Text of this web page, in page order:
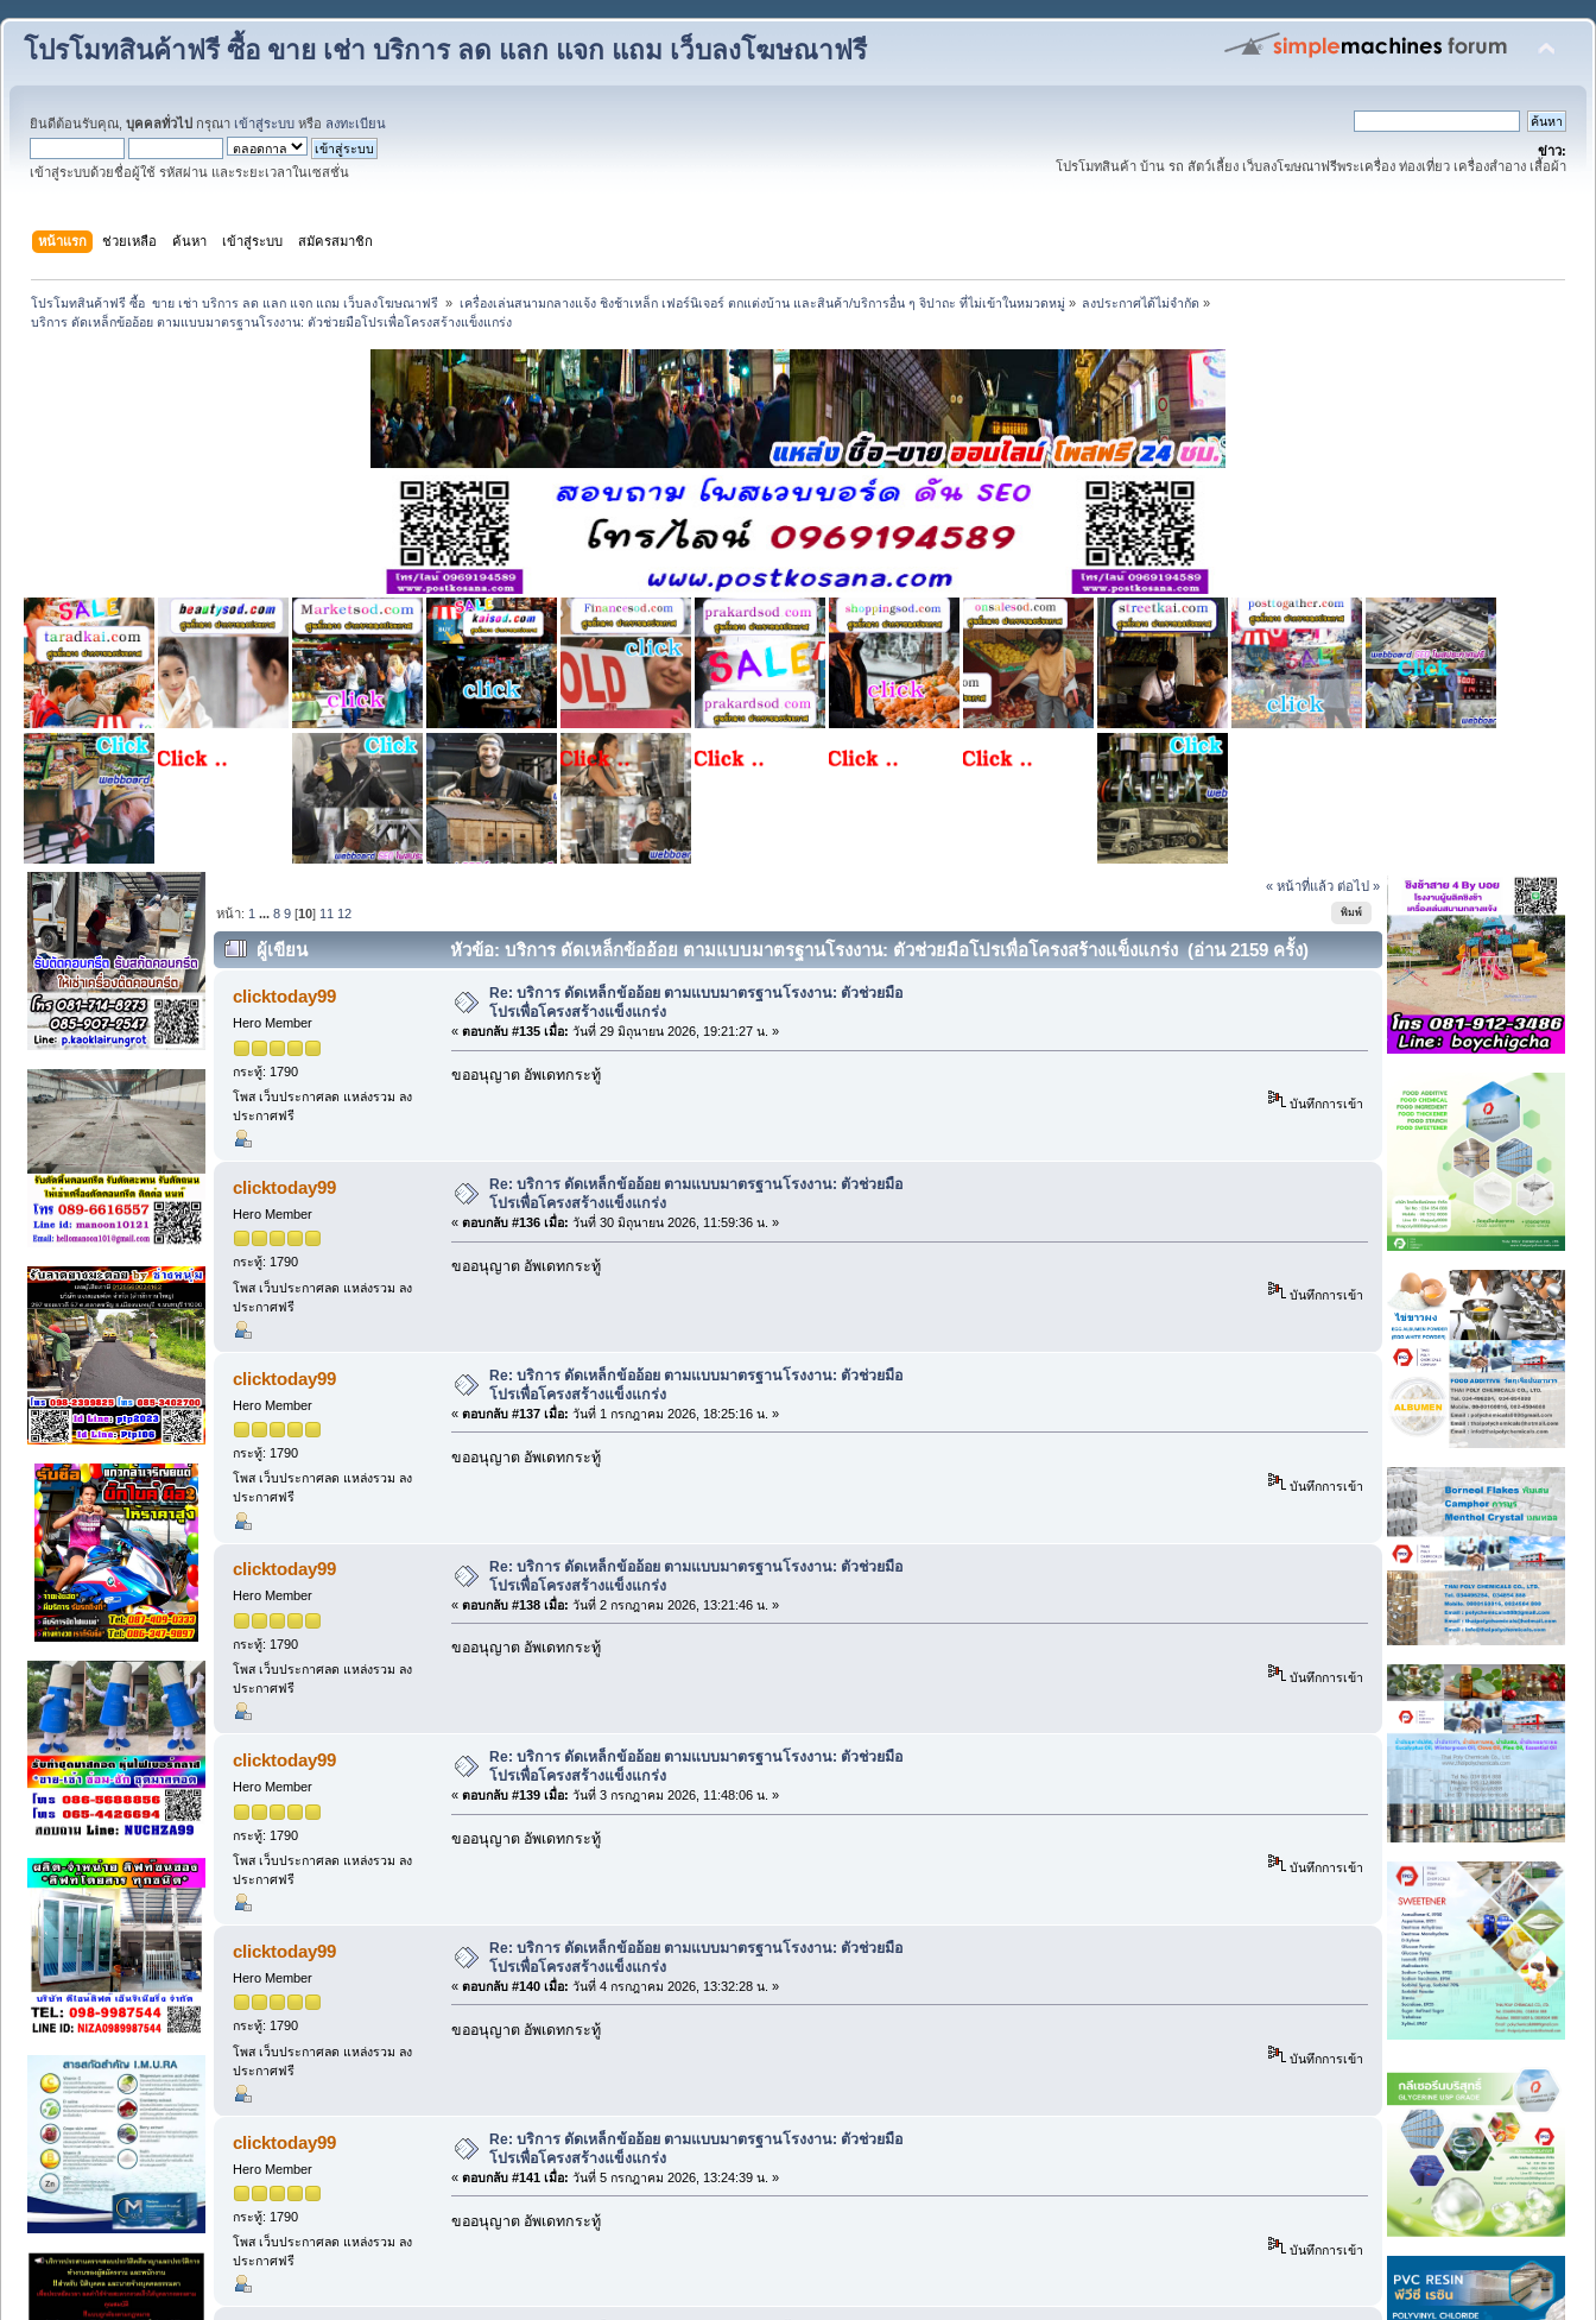
โปรโมทสินค้าฟรี ซื้อ ขาย เช่า บริการ ลด แลก แจก แถม เว็บลงโฆษณาฟรี
ยินดีต้อนรับคุณ, บุคคลทั่วไป กรุณา เข้าสู่ระบบ หรือ ลงทะเบียน
เข้าสู่ระบบด้วยชื่อผู้ใช้ รหัสผ่าน และระยะเวลาในเซสชั่น
ข่าว:
โปรโมทสินค้า บ้าน รถ สัตว์เลี้ยง เว็บลงโฆษณาฟรีพระเครื่อง ท่องเที่ยว เครื่องสำอาง เสื้อผ้า
หน้าแรก ช่วยเหลือ ค้นหา เข้าสู่ระบบ สมัครสมาชิก
โปรโมทสินค้าฟรี ซื้อ  ขาย เช่า บริการ ลด แลก แจก แถม เว็บลงโฆษณาฟรี » เครื่องเล่นสนามกลางแจ้ง ชิงช้าเหล็ก เฟอร์นิเจอร์ ตกแต่งบ้าน และสินค้า/บริการอื่น ๆ จิปาถะ ที่ไม่เข้าในหมวดหมู่» ลงประกาศได้ไม่จำกัด »
บริการ ดัดเหล็กข้ออ้อย ตามแบบมาตรฐานโรงงาน: ตัวช่วยมือโปรเพื่อโครงสร้างแข็งแกร่ง
« หน้าที่แล้ว ต่อไป »
พิมพ์
หน้า: 1 ...8 9 [10] 11 12
ผู้เขียน หัวข้อ: บริการ ดัดเหล็กข้ออ้อย ตามแบบมาตรฐานโรงงาน: ตัวช่วยมือโปรเพื่อโครงสร้างแข็งแกร่ง (อ่าน 2159 ครั้ง)
clicktoday99
Hero Member
กระทู้: 1790
โพส เว็บประกาศลด แหล่งรวม ลง
ประกาศฟรี
Re: บริการ ดัดเหล็กข้ออ้อย ตามแบบมาตรฐานโรงงาน: ตัวช่วยมือ
โปรเพื่อโครงสร้างแข็งแกร่ง
« ตอบกลับ #135 เมื่อ: วันที่ 29 มิถุนายน 2026, 19:21:27 น. »
ขออนุญาต อัพเดทกระทู้
บันทึกการเข้า
clicktoday99
Hero Member
กระทู้: 1790
โพส เว็บประกาศลด แหล่งรวม ลง
ประกาศฟรี
Re: บริการ ดัดเหล็กข้ออ้อย ตามแบบมาตรฐานโรงงาน: ตัวช่วยมือ
โปรเพื่อโครงสร้างแข็งแกร่ง
« ตอบกลับ #136 เมื่อ: วันที่ 30 มิถุนายน 2026, 11:59:36 น. »
ขออนุญาต อัพเดทกระทู้
บันทึกการเข้า
clicktoday99
Hero Member
กระทู้: 1790
โพส เว็บประกาศลด แหล่งรวม ลง
ประกาศฟรี
Re: บริการ ดัดเหล็กข้ออ้อย ตามแบบมาตรฐานโรงงาน: ตัวช่วยมือ
โปรเพื่อโครงสร้างแข็งแกร่ง
« ตอบกลับ #137 เมื่อ: วันที่ 1 กรกฎาคม 2026, 18:25:16 น. »
ขออนุญาต อัพเดทกระทู้
บันทึกการเข้า
clicktoday99
Hero Member
กระทู้: 1790
โพส เว็บประกาศลด แหล่งรวม ลง
ประกาศฟรี
Re: บริการ ดัดเหล็กข้ออ้อย ตามแบบมาตรฐานโรงงาน: ตัวช่วยมือ
โปรเพื่อโครงสร้างแข็งแกร่ง
« ตอบกลับ #138 เมื่อ: วันที่ 2 กรกฎาคม 2026, 13:21:46 น. »
ขออนุญาต อัพเดทกระทู้
บันทึกการเข้า
clicktoday99
Hero Member
กระทู้: 1790
โพส เว็บประกาศลด แหล่งรวม ลง
ประกาศฟรี
Re: บริการ ดัดเหล็กข้ออ้อย ตามแบบมาตรฐานโรงงาน: ตัวช่วยมือ
โปรเพื่อโครงสร้างแข็งแกร่ง
« ตอบกลับ #139 เมื่อ: วันที่ 3 กรกฎาคม 2026, 11:48:06 น. »
ขออนุญาต อัพเดทกระทู้
บันทึกการเข้า
clicktoday99
Hero Member
กระทู้: 1790
โพส เว็บประกาศลด แหล่งรวม ลง
ประกาศฟรี
Re: บริการ ดัดเหล็กข้ออ้อย ตามแบบมาตรฐานโรงงาน: ตัวช่วยมือ
โปรเพื่อโครงสร้างแข็งแกร่ง
« ตอบกลับ #140 เมื่อ: วันที่ 4 กรกฎาคม 2026, 13:32:28 น. »
ขออนุญาต อัพเดทกระทู้
บันทึกการเข้า
clicktoday99
Hero Member
กระทู้: 1790
โพส เว็บประกาศลด แหล่งรวม ลง
ประกาศฟรี
Re: บริการ ดัดเหล็กข้ออ้อย ตามแบบมาตรฐานโรงงาน: ตัวช่วยมือ
โปรเพื่อโครงสร้างแข็งแกร่ง
« ตอบกลับ #141 เมื่อ: วันที่ 5 กรกฎาคม 2026, 13:24:39 น. »
ขออนุญาต อัพเดทกระทู้
บันทึกการเข้า